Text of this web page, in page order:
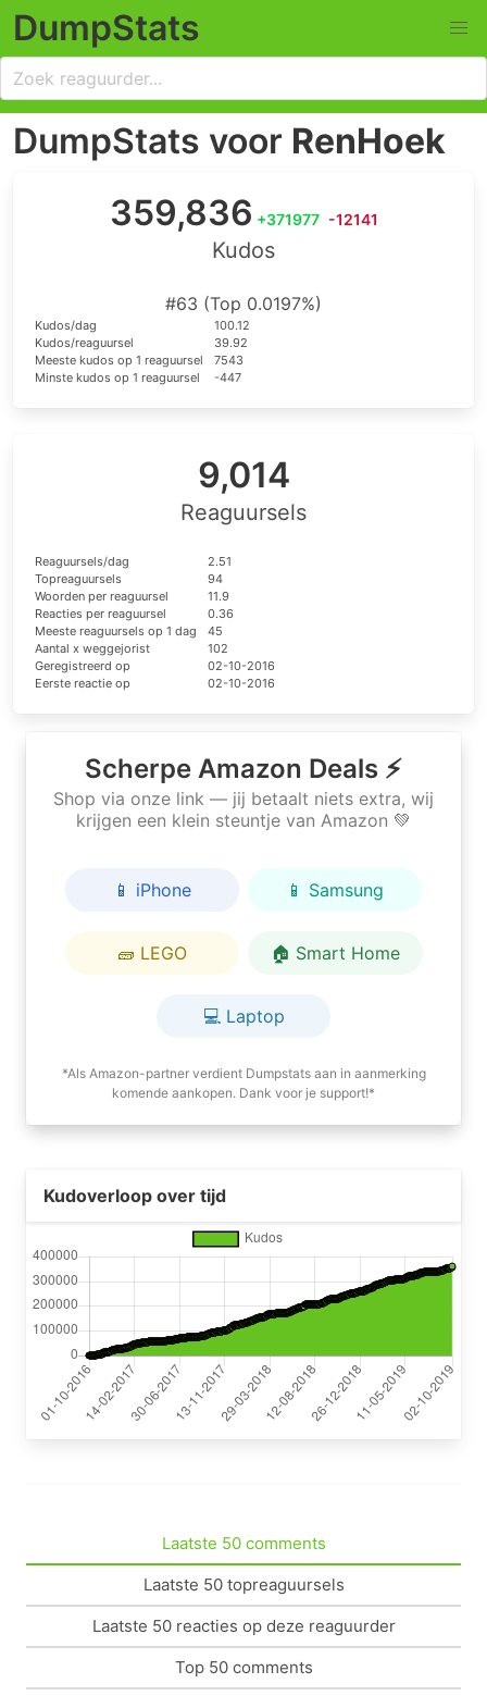
DumpStats
DumpStats voor RenHoek
359,836 +371977 -12141
Kudos
#63 (Top 0.0197%)
Kudos/dag
100.12
Kudos/reaguursel
39.92
Meeste kudos op 1 reaguursel
7543
Minste kudos op 1 reaguursel
-447
9,014
Reaguursels
Reaguursels/dag
2.51
Topreaguursels
94
Woorden per reaguursel
11.9
Reacties per reaguursel
0.36
Meeste reaguursels op 1 dag
45
Aantal x weggejorist
102
Geregistreerd op
02-10-2016
Eerste reactie op
02-10-2016
Scherpe Amazon Deals ⚡
Shop via onze link — jij betaalt niets extra, wij
krijgen een klein steuntje van Amazon 💚
📱 iPhone 📱 Samsung
🧱 LEGO 🏠 Smart Home
💻 Laptop
*Als Amazon-partner verdient Dumpstats aan in aanmerking
komende aankopen. Dank voor je support!*
Kudoverloop over tijd
Laatste 50 comments
Laatste 50 topreaguursels
Laatste 50 reacties op deze reaguurder
Top 50 comments